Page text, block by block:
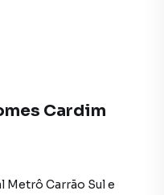
a praticidade de
ou
com imóveis em
São Paulo.
Cardim
Metrô Carrão Sule